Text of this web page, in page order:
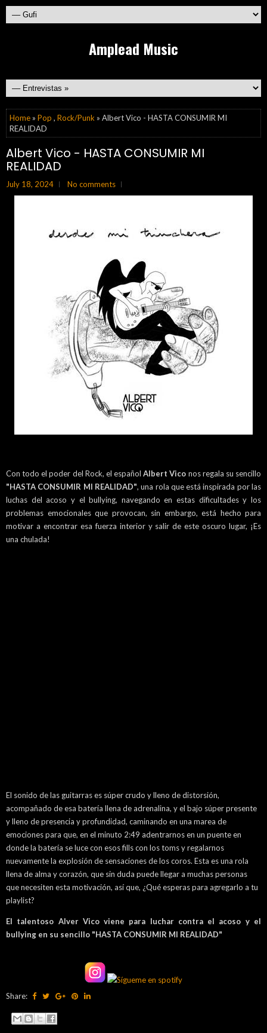
Amplead Music
Home » Pop , Rock/Punk » Albert Vico - HASTA CONSUMIR MI
REALIDAD
Albert Vico - HASTA CONSUMIR MI
REALIDAD
July 18, 2024 No comments
Con todo el poder del Rock, el españolAlbert Vico nos regala su sencillo
"HASTA CONSUMIR MI REALIDAD", una rola que está inspirada por las
luchas del acoso y el bullying, navegando en estas dificultades y los
problemas emocionales que provocan, sin embargo, está hecho para
motivar a encontrar esa fuerza interior y salir de este oscuro lugar, ¡Es
una chulada!
El sonido de las guitarras es súper crudo y lleno de distorsión,
acompañado de esa batería llena de adrenalina, y el bajo súper presente
y lleno de presencia y profundidad, caminando en una marea de
emociones para que, en el minuto 2:49 adentrarnos en un puente en
donde la batería se luce con esos fills con los toms y regalarnos
nuevamente la explosión de sensaciones de los coros. Esta es una rola
llena de alma y corazón, que sin duda puede llegar a muchas personas
que necesiten esta motivación, así que, ¿Qué esperas para agregarlo a tu
playlist?
El talentoso Alver Vico viene para luchar contra el acoso y el
bullying en su sencillo "HASTA CONSUMIR MI REALIDAD"
Share: